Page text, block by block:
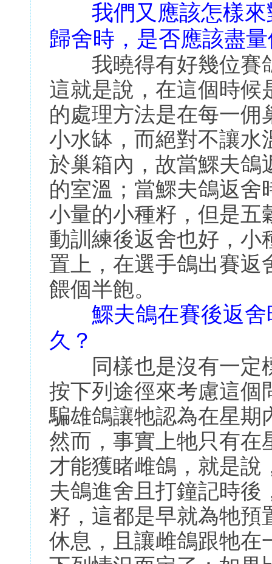
我們又應該怎樣
歸舍時，是否應該盡
我曉得有好幾位賽
這就是說，在這個時候
的處理方法是在每一佣
小水缽，而絕對不讓水
於巢箱內，故當鰥夫鴿
的室溫；當鰥夫鴿返舍
小量的小種籽，但是五
動訓練後返舍也好，小
置上，在選手鴿出賽返
餵個半飽。
鰥夫鴿在賽後返
久？
同樣也是沒有一定
按下列途徑來考慮這個
騙雄鴿讓牠認為在星期
然而，事實上牠只有在
才能獲睹雌鴿，就是說
夫鴿進舍且打鐘記時後
籽，這都是早就為牠預
休息，且讓雌鴿跟牠在